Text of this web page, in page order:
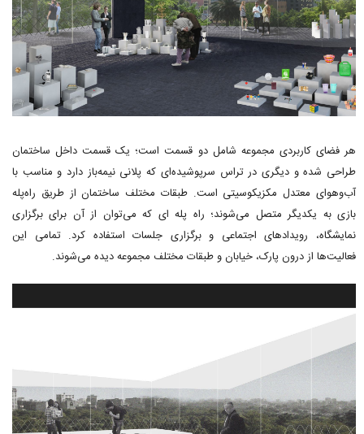
هر فضای کاربردی مجموعه شامل دو قسمت است؛ یک قسمت داخل ساختمان
طراحی شده و دیگری در تراس سرپوشیده‌ای که پلانی نیمه‌باز دارد و مناسب با
آب‌وهوای معتدل مکزیکوسیتی است. طبقات مختلف ساختمان از طریق راه‌پله
بازی به یکدیگر متصل می‌شوند؛ راه پله ای که می‌توان از آن برای برگزاری
نمایشگاه، رویدادهای اجتماعی و برگزاری جلسات استفاده کرد. تمامی این
فعالیت‌ها از درون پارک، خیابان و طبقات مختلف مجموعه دیده می‌شوند.